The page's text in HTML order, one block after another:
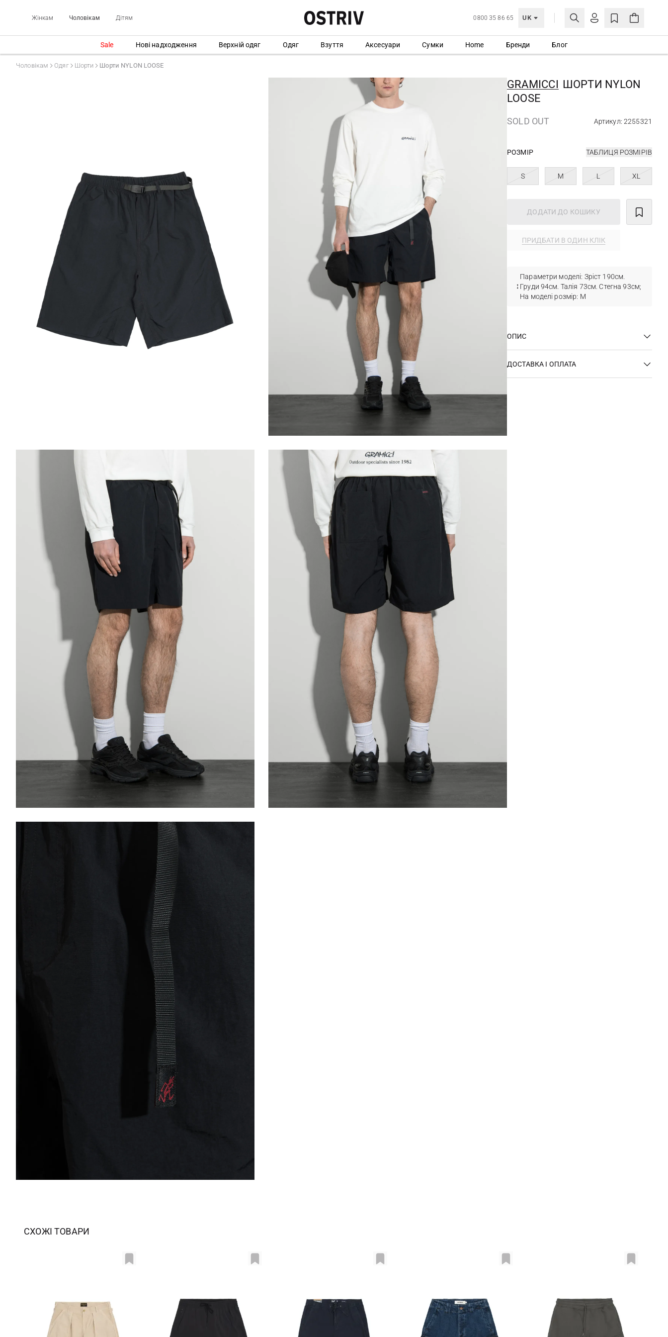
Жінкам Чоловікам Дітям 0800 35 86 65 UK
МОЯ ОБЛІКІВКА
Sale Нові надходження Верхній одяг Одяг Взуття Аксесуари Сумки Home Бренди Блог
Чоловікам Одяг Шорти Шорти NYLON LOOSE
GRAMICCI ШОРТИ NYLON
LOOSE
SOLD OUT Артикул: 2255321
РОЗМІР ТАБЛИЦЯ РОЗМІРІВ
S M L XL
ДОДАТИ ДО КОШИКУ
ПРИДБАТИ В ОДИН КЛІК
Параметри моделі: Зріст 190см.
Груди 94см. Талія 73см. Стегна 93см;
На моделі розмір: M
ОПИС
ДОСТАВКА І ОПЛАТА
СХОЖІ ТОВАРИ